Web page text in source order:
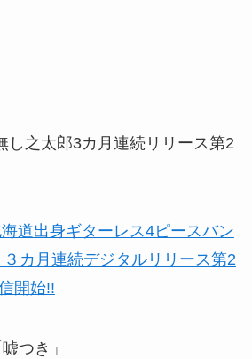
し之太郎3カ月連続リリース第2
つき」